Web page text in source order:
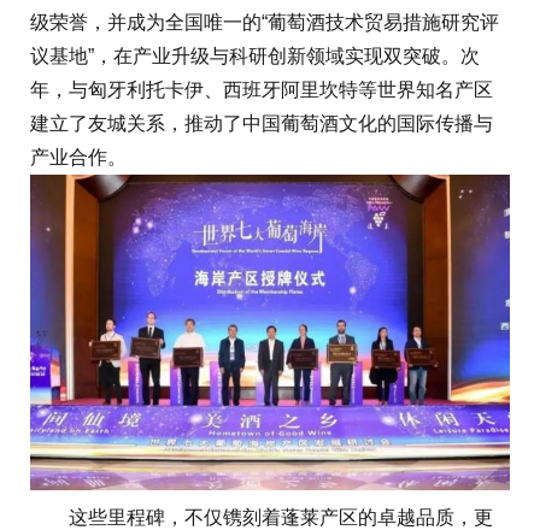
级荣誉，并成为全国唯一的“葡萄酒技术贸易措施研究评
议基地”，在产业升级与科研创新领域实现双突破。次
年，与匈牙利托卡伊、西班牙阿里坎特等世界知名产区
建立了友城关系，推动了中国葡萄酒文化的国际传播与
产业合作。
这些里程碑，不仅镌刻着蓬莱产区的卓越品质，更